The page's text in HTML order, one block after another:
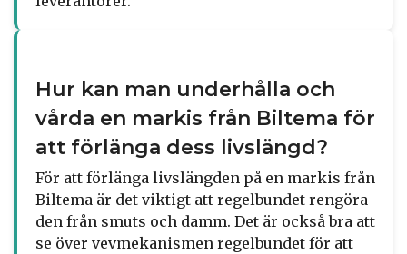
Hur kan man underhålla och
vårda en markis från Biltema för
att förlänga dess livslängd?
För att förlänga livslängden på en markis från
Biltema är det viktigt att regelbundet rengöra
den från smuts och damm. Det är också bra att
se över vevmekanismen regelbundet för att